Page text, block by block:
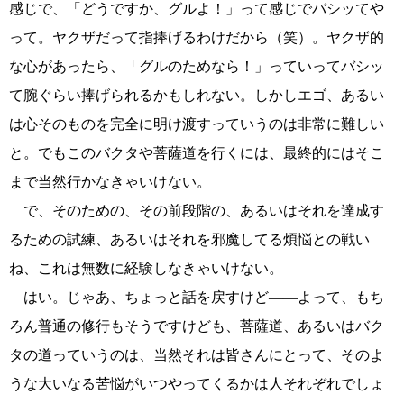
感じで、「どうですか、グルよ！」って感じでバシッてや
って。ヤクザだって指捧げるわけだから（笑）。ヤクザ的
な心があったら、「グルのためなら！」っていってバシッ
て腕ぐらい捧げられるかもしれない。しかしエゴ、あるい
は心そのものを完全に明け渡すっていうのは非常に難しい
と。でもこのバクタや菩薩道を行くには、最終的にはそこ
まで当然行かなきゃいけない。
で、そのための、その前段階の、あるいはそれを達成す
るための試練、あるいはそれを邪魔してる煩悩との戦い
ね、これは無数に経験しなきゃいけない。
はい。じゃあ、ちょっと話を戻すけど――よって、もち
ろん普通の修行もそうですけども、菩薩道、あるいはバク
タの道っていうのは、当然それは皆さんにとって、そのよ
うな大いなる苦悩がいつやってくるかは人それぞれでしょ